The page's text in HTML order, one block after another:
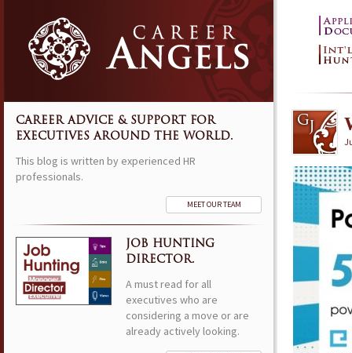
CAREER ADVICE & SUPPORT FOR
EXECUTIVES AROUND THE WORLD.
This blog is written by experienced HR
professionals.
MEET OUR TEAM
JOB HUNTING
DIRECTOR.
A must read for all
executives who are
considering a move or are
already actively looking.